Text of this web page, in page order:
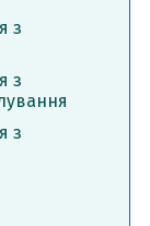
з
з
з